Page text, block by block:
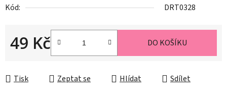
Kód:
DRT0328
49 Kč DO KOŠÍKU
Tisk Zeptat se Hlídat Sdílet